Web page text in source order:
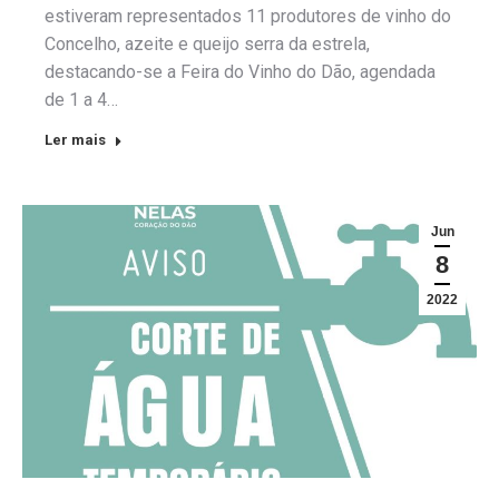
estiveram representados 11 produtores de vinho do
Concelho, azeite e queijo serra da estrela,
destacando-se a Feira do Vinho do Dão, agendada
de 1 a 4…
Ler mais
Jun
8
2022